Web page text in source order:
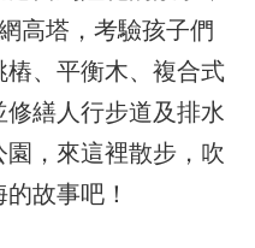
高塔，考驗孩子們
、平衡木、複合式
繕人行步道及排水
，來這裡散步，吹
故事吧！